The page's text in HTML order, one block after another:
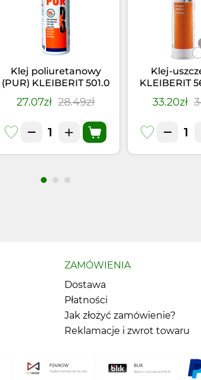
Klej poliuretanowy
(PUR) KLEIBERIT 501.0
(0,5kg)
27.07zł 28.49zł
Klej-
KLEIBERIT
Czarny
33.20zł
ZAMÓWIENIA
Dostawa
Płatności
Jak złożyć zamówienie?
Reklamacje i zwrot towaru